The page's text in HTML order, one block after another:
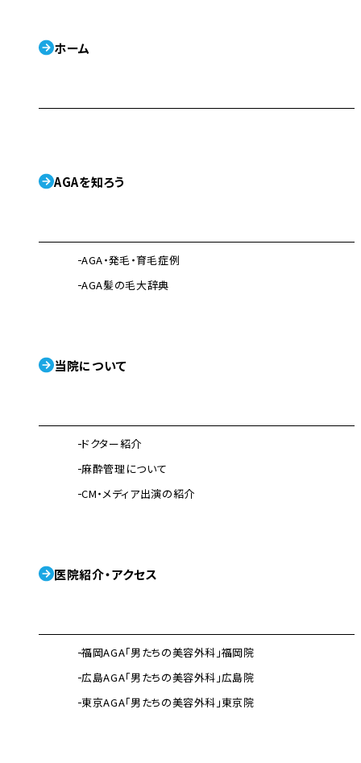
ホーム
AGAを知ろう
AGA・発毛・育毛症例
AGA髪の毛大辞典
当院について
ドクター紹介
麻酔管理について
CM・メディア出演の紹介
医院紹介・アクセス
福岡AGA「男たちの美容外科」福岡院
広島AGA「男たちの美容外科」広島院
東京AGA「男たちの美容外科」東京院